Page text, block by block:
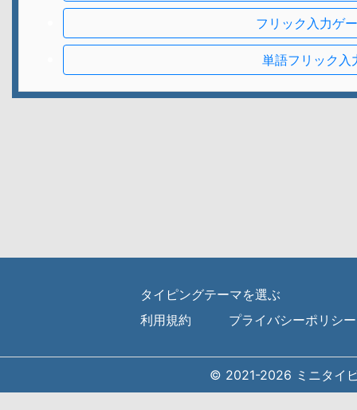
フリック入力ゲ
単語フリック入
タイピングテーマを選ぶ
利用規約
プライバシーポリシー
© 2021-2026 ミニタイ